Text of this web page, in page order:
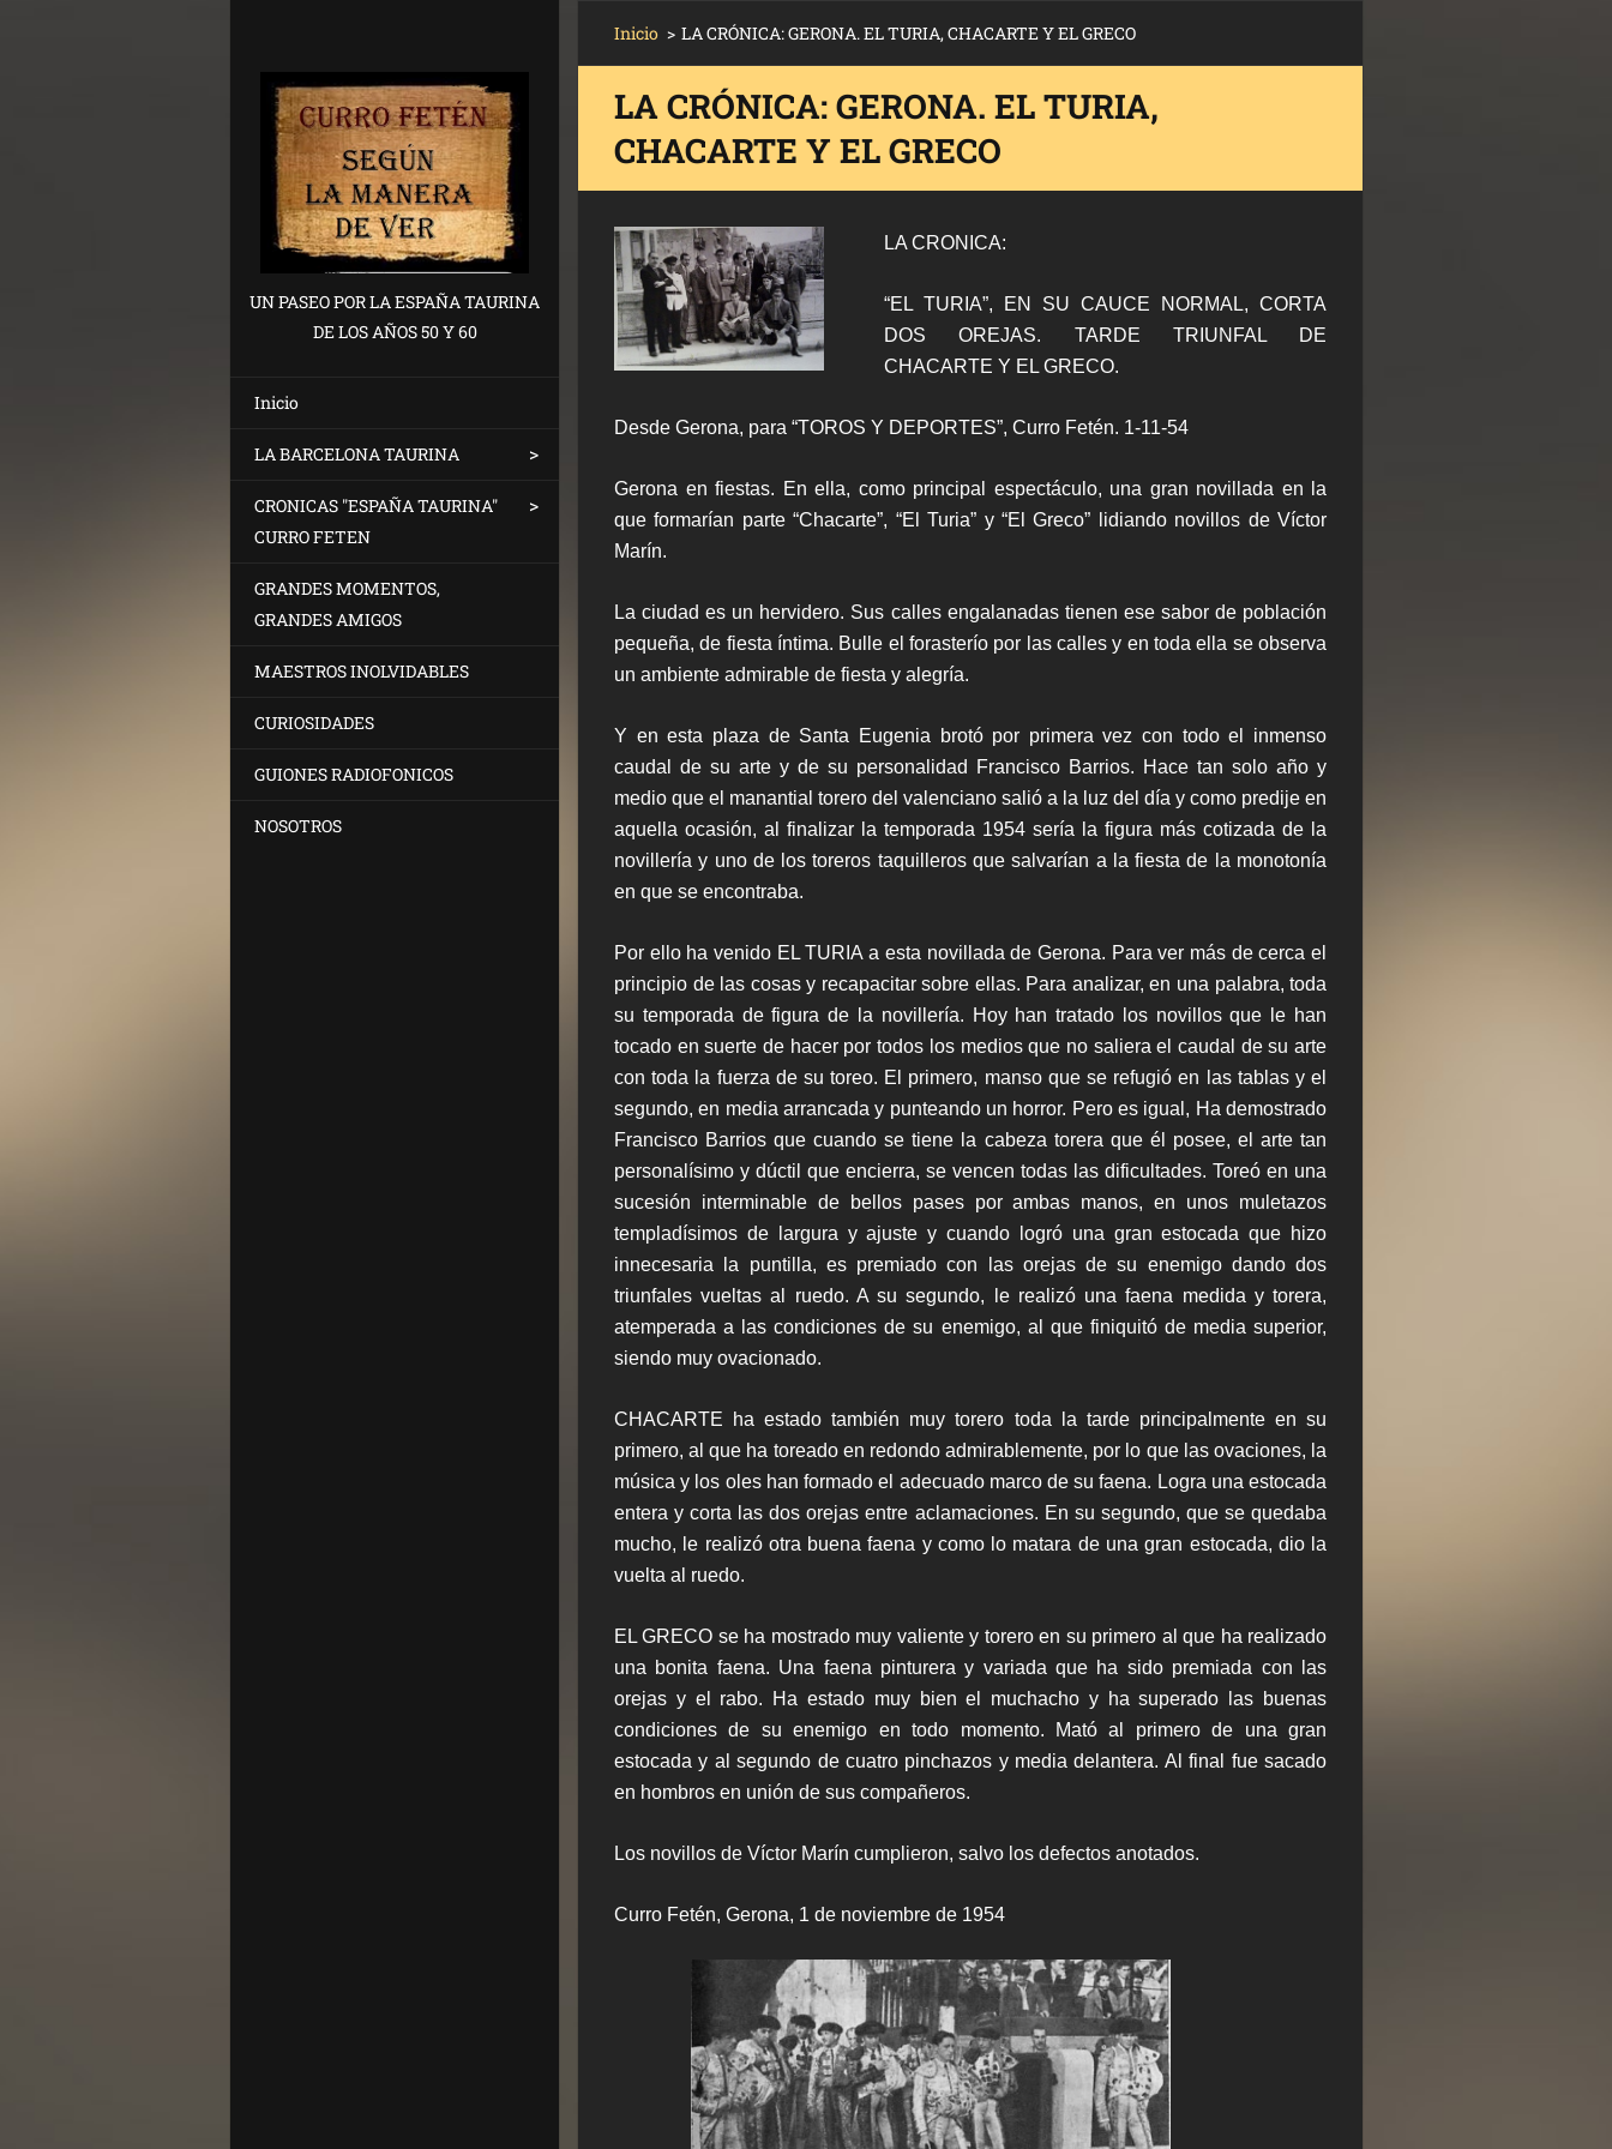
UN PASEO POR LA ESPAÑA TAURINA
DE LOS AÑOS 50 Y 60
Inicio
LA BARCELONA TAURINA
CRONICAS "ESPAÑA TAURINA"
CURRO FETEN
GRANDES MOMENTOS,
GRANDES AMIGOS
MAESTROS INOLVIDABLES
CURIOSIDADES
GUIONES RADIOFONICOS
NOSOTROS
Inicio > LA CRÓNICA: GERONA. EL TURIA, CHACARTE Y EL GRECO
LA CRÓNICA: GERONA. EL TURIA,
CHACARTE Y EL GRECO
LA CRONICA:
“EL TURIA”, EN SU CAUCE NORMAL, CORTA
DOS OREJAS. TARDE TRIUNFAL DE
CHACARTE Y EL GRECO.
Desde Gerona, para “TOROS Y DEPORTES”, Curro Fetén. 1-11-54
Gerona en fiestas. En ella, como principal espectáculo, una gran novillada en la
que formarían parte “Chacarte”, “El Turia” y “El Greco” lidiando novillos de Víctor
Marín.
La ciudad es un hervidero. Sus calles engalanadas tienen ese sabor de población
pequeña, de fiesta íntima. Bulle el forasterío por las calles y en toda ella se observa
un ambiente admirable de fiesta y alegría.
Y en esta plaza de Santa Eugenia brotó por primera vez con todo el inmenso
caudal de su arte y de su personalidad Francisco Barrios. Hace tan solo año y
medio que el manantial torero del valenciano salió a la luz del día y como predije en
aquella ocasión, al finalizar la temporada 1954 sería la figura más cotizada de la
novillería y uno de los toreros taquilleros que salvarían a la fiesta de la monotonía
en que se encontraba.
Por ello ha venido EL TURIA a esta novillada de Gerona. Para ver más de cerca el
principio de las cosas y recapacitar sobre ellas. Para analizar, en una palabra, toda
su temporada de figura de la novillería. Hoy han tratado los novillos que le han
tocado en suerte de hacer por todos los medios que no saliera el caudal de su arte
con toda la fuerza de su toreo. El primero, manso que se refugió en las tablas y el
segundo, en media arrancada y punteando un horror. Pero es igual, Ha demostrado
Francisco Barrios que cuando se tiene la cabeza torera que él posee, el arte tan
personalísimo y dúctil que encierra, se vencen todas las dificultades. Toreó en una
sucesión interminable de bellos pases por ambas manos, en unos muletazos
templadísimos de largura y ajuste y cuando logró una gran estocada que hizo
innecesaria la puntilla, es premiado con las orejas de su enemigo dando dos
triunfales vueltas al ruedo. A su segundo, le realizó una faena medida y torera,
atemperada a las condiciones de su enemigo, al que finiquitó de media superior,
siendo muy ovacionado.
CHACARTE ha estado también muy torero toda la tarde principalmente en su
primero, al que ha toreado en redondo admirablemente, por lo que las ovaciones, la
música y los oles han formado el adecuado marco de su faena. Logra una estocada
entera y corta las dos orejas entre aclamaciones. En su segundo, que se quedaba
mucho, le realizó otra buena faena y como lo matara de una gran estocada, dio la
vuelta al ruedo.
EL GRECO se ha mostrado muy valiente y torero en su primero al que ha realizado
una bonita faena. Una faena pinturera y variada que ha sido premiada con las
orejas y el rabo. Ha estado muy bien el muchacho y ha superado las buenas
condiciones de su enemigo en todo momento. Mató al primero de una gran
estocada y al segundo de cuatro pinchazos y media delantera. Al final fue sacado
en hombros en unión de sus compañeros.
Los novillos de Víctor Marín cumplieron, salvo los defectos anotados.
Curro Fetén, Gerona, 1 de noviembre de 1954